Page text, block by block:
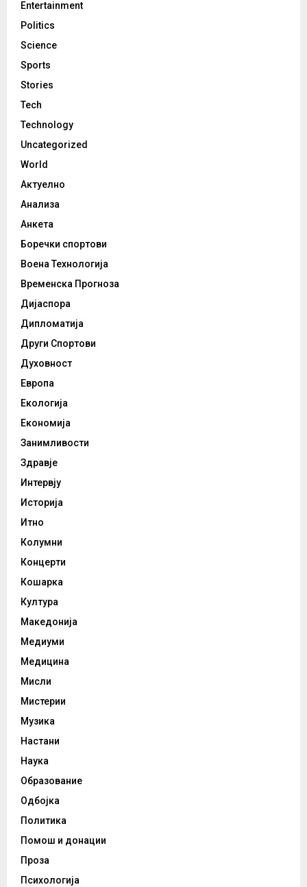
Entertainment
Politics
Science
Sports
Stories
Tech
Technology
Uncategorized
World
Актуелно
Анализа
Анкета
Боречки спортови
Воена Технологија
Временска Прогноза
Дијаспора
Дипломатија
Други Спортови
Духовност
Европа
Екологија
Економија
Занимливости
Здравје
Интервју
Историја
Итно
Колумни
Концерти
Кошарка
Култура
Македонија
Медиуми
Медицина
Мисли
Мистерии
Музика
Настани
Наука
Образование
Одбојка
Политика
Помош и донации
Проза
Психологија